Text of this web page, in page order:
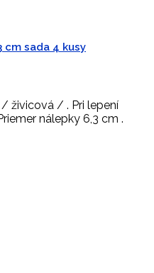
cm sada 4 kusy
živicová / . Pri lepení
nálepky 6,3 cm .